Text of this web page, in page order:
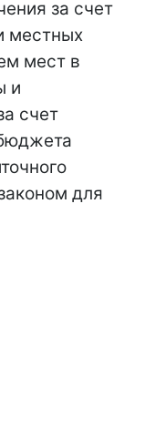
за счет
местных
мест в
и
счет
для